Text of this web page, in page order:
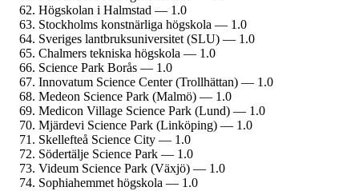
Högskolan i Halmstad — 1.0
Stockholms konstnärliga högskola — 1.0
Sveriges lantbruks­universitet (SLU) — 1.0
Chalmers tekniska högskola — 1.0
Science Park Borås — 1.0
Innovatum Science Center (Trollhättan) — 1.0
Medeon Science Park (Malmö) — 1.0
Medicon Village Science Park (Lund) — 1.0
Mjärdevi Science Park (Linköping) — 1.0
Skellefteå Science City — 1.0
Södertälje Science Park — 1.0
Videum Science Park (Växjö) — 1.0
Sophiahemmet högskola — 1.0